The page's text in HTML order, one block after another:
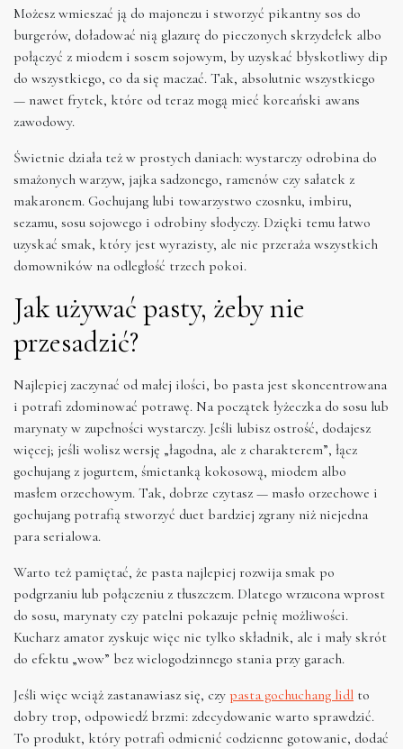
Możesz wmieszać ją do majonezu i stworzyć pikantny sos do
burgerów, doładować nią glazurę do pieczonych skrzydełek albo
połączyć z miodem i sosem sojowym, by uzyskać błyskotliwy dip
do wszystkiego, co da się maczać. Tak, absolutnie wszystkiego
— nawet frytek, które od teraz mogą mieć koreański awans
zawodowy.
Świetnie działa też w prostych daniach: wystarczy odrobina do
smażonych warzyw, jajka sadzonego, ramenów czy sałatek z
makaronem. Gochujang lubi towarzystwo czosnku, imbiru,
sezamu, sosu sojowego i odrobiny słodyczy. Dzięki temu łatwo
uzyskać smak, który jest wyrazisty, ale nie przeraża wszystkich
domowników na odległość trzech pokoi.
Jak używać pasty, żeby nie
przesadzić?
Najlepiej zaczynać od małej ilości, bo pasta jest skoncentrowana
i potrafi zdominować potrawę. Na początek łyżeczka do sosu lub
marynaty w zupełności wystarczy. Jeśli lubisz ostrość, dodajesz
więcej; jeśli wolisz wersję „łagodna, ale z charakterem”, łącz
gochujang z jogurtem, śmietanką kokosową, miodem albo
masłem orzechowym. Tak, dobrze czytasz — masło orzechowe i
gochujang potrafią stworzyć duet bardziej zgrany niż niejedna
para serialowa.
Warto też pamiętać, że pasta najlepiej rozwija smak po
podgrzaniu lub połączeniu z tłuszczem. Dlatego wrzucona wprost
do sosu, marynaty czy patelni pokazuje pełnię możliwości.
Kucharz amator zyskuje więc nie tylko składnik, ale i mały skrót
do efektu „wow” bez wielogodzinnego stania przy garach.
Jeśli więc wciąż zastanawiasz się, czy pasta gochuchang lidl to
dobry trop, odpowiedź brzmi: zdecydowanie warto sprawdzić.
To produkt, który potrafi odmienić codzienne gotowanie, dodać